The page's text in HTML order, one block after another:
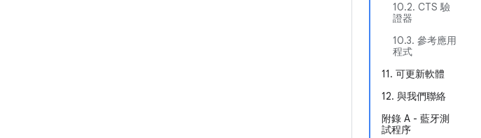
10.2. CTS 驗
證器
10.3. 參考應用
程式
11. 可更新軟體
12. 與我們聯絡
附錄 A - 藍牙測
試程序